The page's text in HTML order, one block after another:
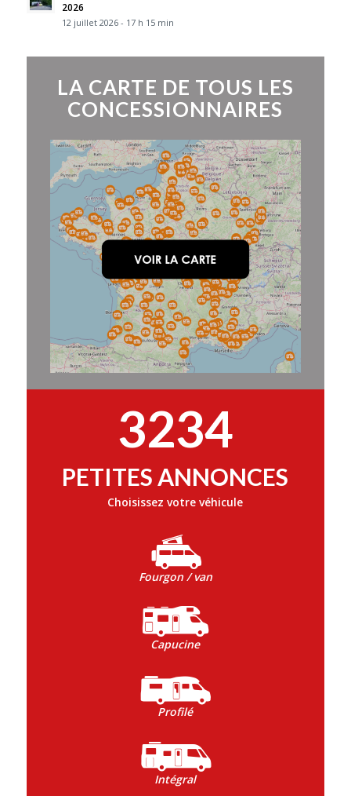
2026
12 juillet 2026 - 17 h 15 min
LA CARTE DE TOUS LES
CONCESSIONNAIRES
3234
PETITES ANNONCES
Choisissez votre véhicule
Fourgon / van
Capucine
Profilé
Intégral